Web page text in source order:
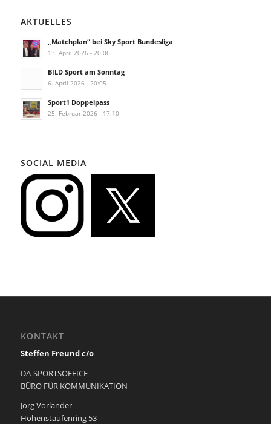
AKTUELLES
„Matchplan“ bei Sky Sport Bundesliga
13. April 2026 - 20:06
BILD Sport am Sonntag
6. April 2026 - 20:05
Sport1 Doppelpass
25. Februar 2026 - 17:10
SOCIAL MEDIA
KONTAKT
Steffen Freund c/o
DA-SPORTSOFFICE
BÜRO FÜR KOMMUNIKATION
Jörg Vorländer
Hohenstaufenring 53